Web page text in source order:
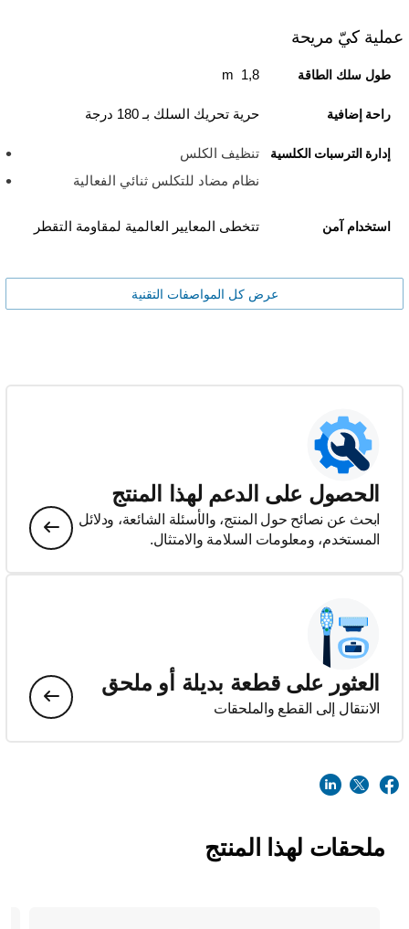
عملية كيّ مريحة
طول سلك الطاقة 1,8 m
راحة إضافية حرية تحريك السلك بـ 180 درجة
إدارة الترسبات الكلسية
تنظيف الكلس
نظام مضاد للتكلس ثنائي الفعالية
استخدام آمن تتخطى المعايير العالمية لمقاومة التقطر
عرض كل المواصفات التقنية
الحصول على الدعم لهذا المنتج
ابحث عن نصائح حول المنتج، والأسئلة الشائعة، ودلائل
المستخدم، ومعلومات السلامة والامتثال.
العثور على قطعة بديلة أو ملحق
الانتقال إلى القطع والملحقات
ملحقات لهذا المنتج